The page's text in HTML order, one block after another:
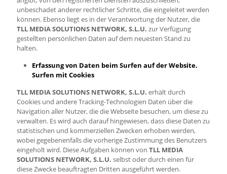
unbeschadet anderer rechtlicher Schritte, die eingeleitet werden
können. Ebenso liegt es in der Verantwortung der Nutzer, die
TLL MEDIA SOLUTIONS NETWORK, S.L.U. zur Verfügung
gestellten persönlichen Daten auf dem neuesten Stand zu
halten.
Erfassung von Daten beim Surfen auf der Website.
Surfen mit Cookies
TLL MEDIA SOLUTIONS NETWORK, S.L.U. erhält durch
Cookies und andere Tracking-Technologien Daten über die
Navigation aller Nutzer, die die Webseite besuchen, um diese zu
verwalten. Es wird auch darauf hingewiesen, dass diese Daten zu
statistischen und kommerziellen Zwecken erhoben werden,
wobei gegebenenfalls die vorherige Zustimmung des Benutzers
eingeholt wird. Diese Aufgaben können von TLL MEDIA
SOLUTIONS NETWORK, S.L.U. selbst oder durch einen für
diese Zwecke beauftragten Dritten ausgeführt werden.